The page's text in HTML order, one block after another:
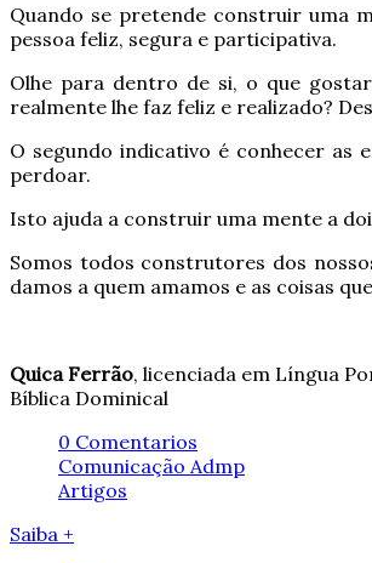
Quando se pretende construir uma
pessoa feliz, segura e participativa.
Olhe para dentro de si, o que
realmente lhe faz feliz e realizado?
O segundo indicativo é conhecer as
perdoar.
Isto ajuda a construir uma mente a
Somos todos construtores dos
damos a quem amamos e as coisas
Quica Ferrão, licenciada em Língua
Bíblica Dominical
0 Comentarios
Comunicação Admp
Artigos
Saiba +